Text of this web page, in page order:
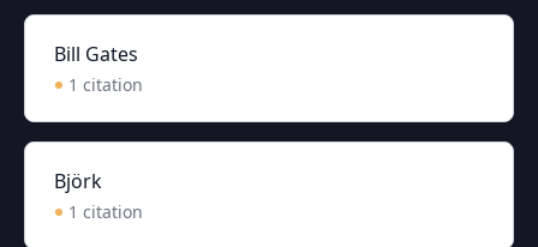
Bill Gates
1 citation
Björk
1 citation